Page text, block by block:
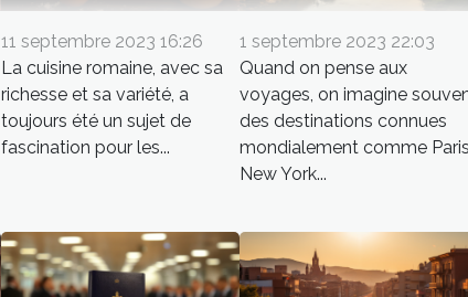
11 septembre 2023 16:26
La cuisine romaine, avec sa
richesse et sa variété, a
toujours été un sujet de
fascination pour les...
1 septembre 2023 22:03
Quand on pense aux
voyages, on imagine
des destinations connues
mondialement comme
New York...